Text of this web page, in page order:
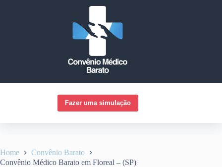
Fazer uma simulação
Home
Convênio Barato
Convênio Médico Barato em Floreal – (SP)